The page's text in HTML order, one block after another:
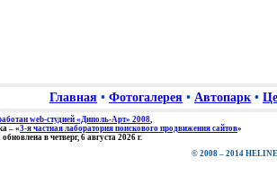
Главная • Фотогалерея • Автопарк •
web-студией «Диполь-Арт» 2008,
– «3-я частная лаборатория поискового продвижения сайтов»
в четверг, 6 августа 2026 г.
© 2008 – 2014